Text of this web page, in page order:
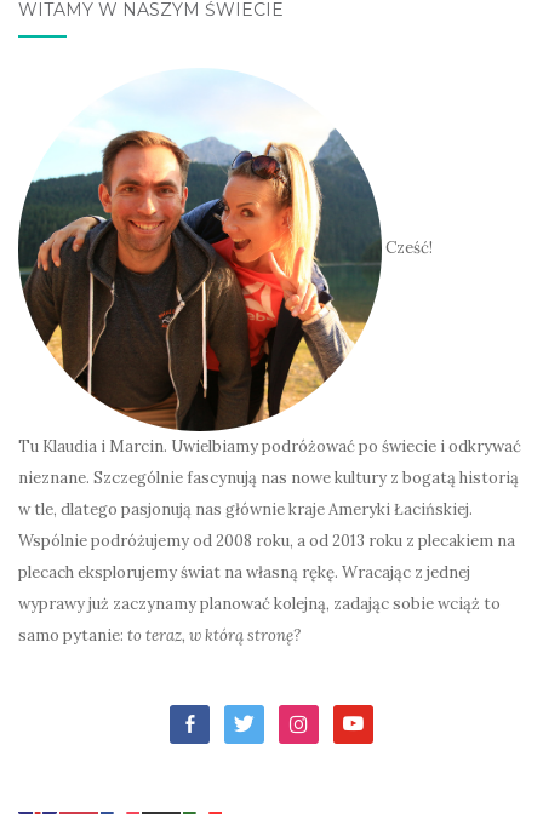
WITAMY W NASZYM ŚWIECIE
Cześć!
Tu Klaudia i Marcin. Uwielbiamy podróżować po świecie i odkrywać
nieznane. Szczególnie fascynują nas nowe kultury z bogatą historią
w tle, dlatego pasjonują nas głównie kraje Ameryki Łacińskiej.
Wspólnie podróżujemy od 2008 roku, a od 2013 roku z plecakiem na
plecach eksplorujemy świat na własną rękę. Wracając z jednej
wyprawy już zaczynamy planować kolejną, zadając sobie wciąż to
samo pytanie: to teraz, w którą stronę?
facebook-
alt
twitterinstagramyoutube